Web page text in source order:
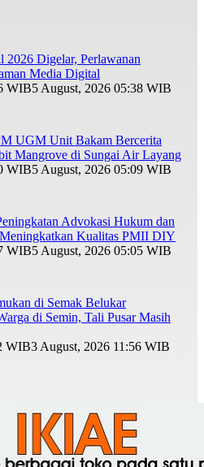
2026 Digelar, Perlawanan
Media Digital
WIB5 August, 2026 05:38 WIB
UGM Unit Bakam Bercerita
Mangrove di Sungai Air Layang
WIB5 August, 2026 05:09 WIB
Advokasi Hukum dan
Kualitas PMII DIY
WIB5 August, 2026 05:05 WIB
di Semak Belukar
di Semin, Tali Pusar Masih
WIB3 August, 2026 11:56 WIB